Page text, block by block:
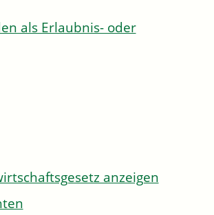
als Erlaubnis- oder
anzeigen